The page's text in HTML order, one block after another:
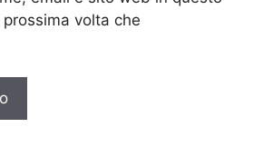
volta che